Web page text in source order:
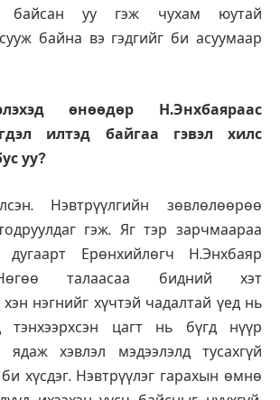
байсан уу гэж чухам юутай
байна вэ гэдгийг би асуумаар
өнөө­дөр Н.Энхбаяраас
илтэд байгаа гэвэл хилс
уу?
Нэвт­рүүл­гийн зөвлөлөөрөө
гэж. Яг тэр зарчмаараа
Ерөнхийлөгч Н.Энхбаяр
талаасаа бидний хэт
нэгнийг хүчтэй чадалтай үед нь
тэнхээрхсэн цагт нь бүгд нүүр
ядаж хэвлэл мэдээлэлд тусахгүй
хүсдэг. Нэвтрүүлэг гарахын өмнө